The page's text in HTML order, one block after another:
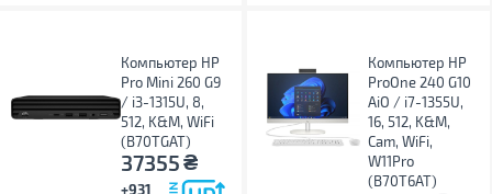
Компьютер HP
Pro Mini 260 G9
/ i3-1315U, 8,
512, K&M, WiFi
(B70TGAT)
37355₴
+931
Компьютер HP
ProOne 240 G10
AiO / i7-1355U,
16, 512, K&M,
Cam, WiFi,
W11Pro
(B70T6AT)